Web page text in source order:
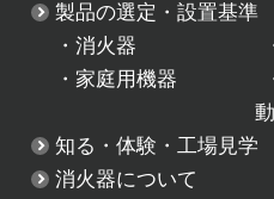
製品の選定・設置基準
・消火器
・ 家庭用機器
知る・体験・工場見学
消火器について